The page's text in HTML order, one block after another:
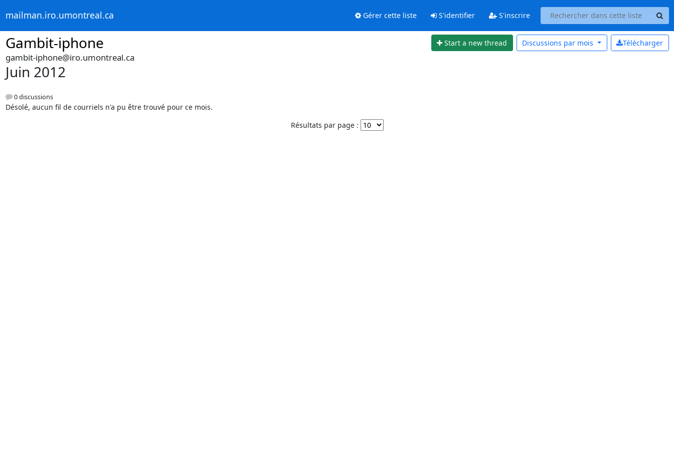
mailman.iro.umontreal.ca Gérer cette liste S'identifier S'inscrire
Gambit-iphone Start a new thread Télécharger
Discussions par mois
gambit-iphone@iro.umontreal.ca
Juin 2012
0 discussions
Désolé, aucun fil de courriels n'a pu être trouvé pour ce mois.
Résultats par page :